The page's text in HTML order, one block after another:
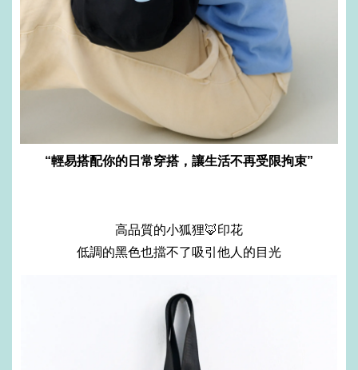
“輕易搭配你的日常穿搭，讓生活不再受限拘束”
高品質的小狐狸🦊印花
低調的黑色也擋不了吸引他人的目光